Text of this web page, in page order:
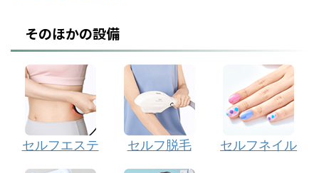
そのほかの設備
セルフエステ セルフ脱毛 セルフネイル